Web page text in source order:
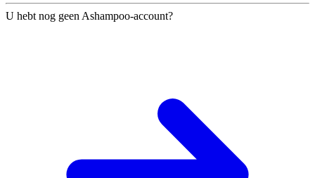
U hebt nog geen Ashampoo-account?